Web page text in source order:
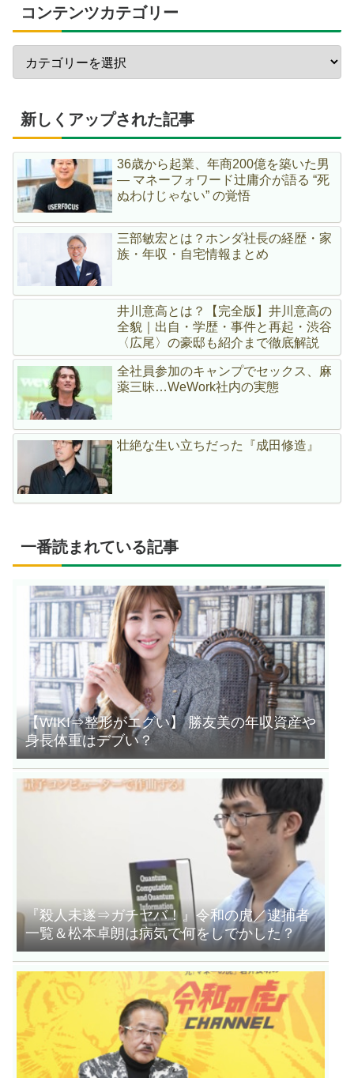
コンテンツカテゴリー
新しくアップされた記事
36歳から起業、年商200億を築いた男
― マネーフォワード辻庸介が語る “死
ぬわけじゃない” の覚悟
三部敏宏とは？ホンダ社長の経歴・家
族・年収・自宅情報まとめ
井川意高とは？【完全版】井川意高の
全貌｜出自・学歴・事件と再起・渋谷
〈広尾〉の豪邸も紹介まで徹底解説
全社員参加のキャンプでセックス、麻
薬三昧…WeWork社内の実態
壮絶な生い立ちだった『成田修造』
一番読まれている記事
【WIKI⇒整形がエグい】 勝友美の年収資産や
身長体重はデブい？
『殺人未遂⇒ガチヤバ！』令和の虎／逮捕者
一覧＆松本卓朗は病気で何をしでかした？